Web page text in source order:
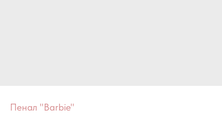
Пенал "Barbie"